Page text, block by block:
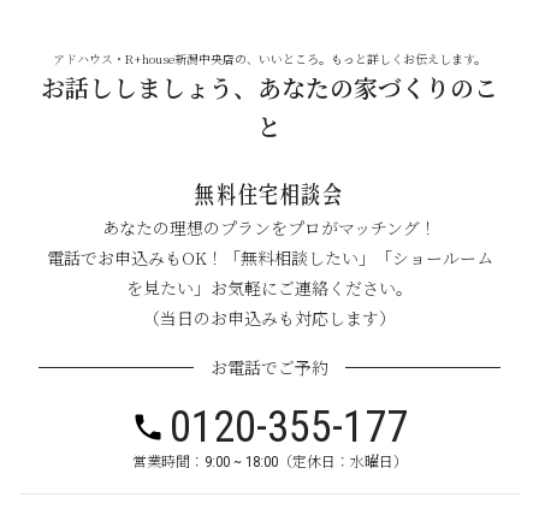
アドハウス・R+house新潟中央店の、いいところ。もっと詳しくお伝えします。
お話ししましょう、あなたの家づくりのこ
と
無料住宅相談会
あなたの理想のプランをプロがマッチング！
電話でお申込みもOK！「無料相談したい」「ショールーム
を見たい」お気軽にご連絡ください。
（当日のお申込みも対応します）
お電話でご予約
0120-355-177
営業時間：9:00 ~ 18:00（定休日：水曜日）